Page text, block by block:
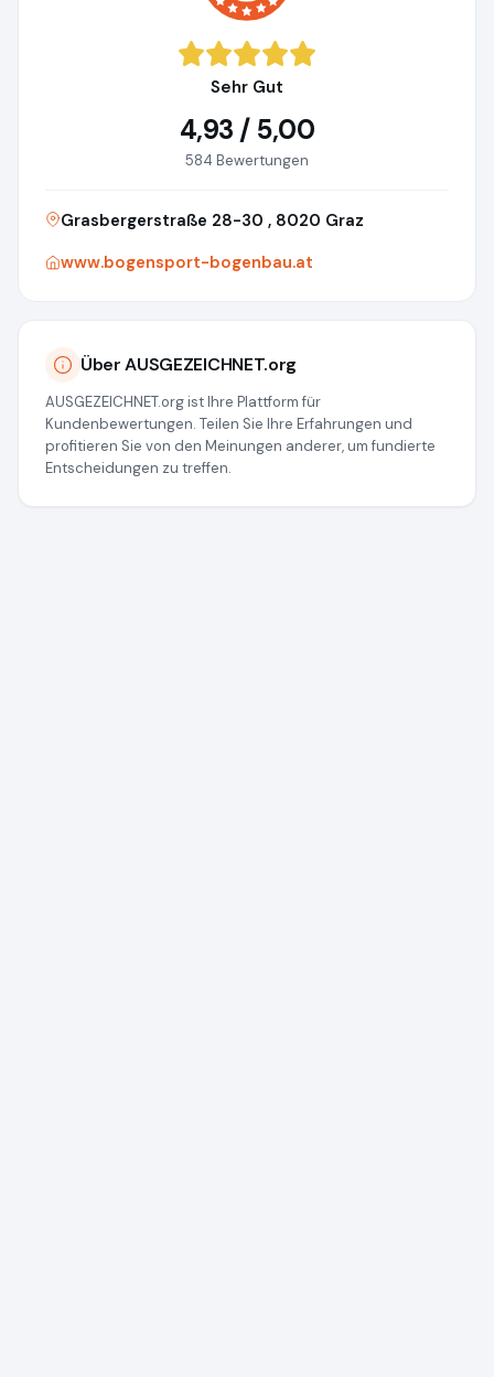
Sehr Gut
4,93 / 5,00
584 Bewertungen
Grasbergerstraße 28-30 , 8020 Graz
www.bogensport-bogenbau.at
Über AUSGEZEICHNET.org
AUSGEZEICHNET.org ist Ihre Plattform für
Kundenbewertungen. Teilen Sie Ihre Erfahrungen und
profitieren Sie von den Meinungen anderer, um fundierte
Entscheidungen zu treffen.